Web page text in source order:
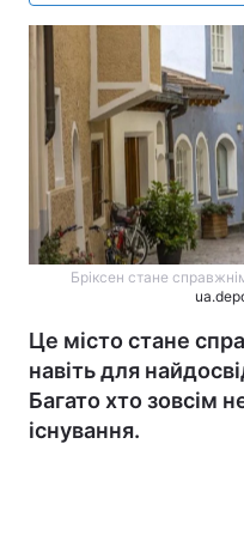
Бріксен стане
Це місто стане
навіть для
Багато хто зовсім
існування.